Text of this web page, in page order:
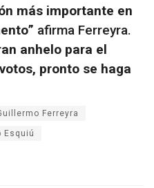
más importante en
afirma Ferreyra.
anhelo para el
pronto se haga
Ferreyra
Esquiú